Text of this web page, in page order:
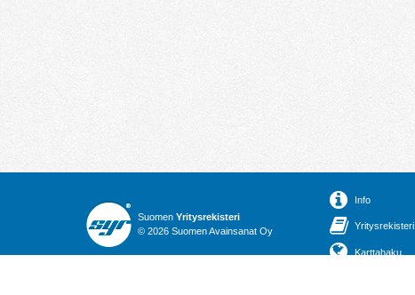
Suomen Yritysrekisteri
© 2026 Suomen Avainsanat Oy
Info
Yritysrekisteri
Karttahaku